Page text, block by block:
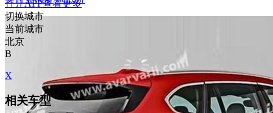
打开APP查看更多
切换城市
当前城市
北京
B
X
相关车型